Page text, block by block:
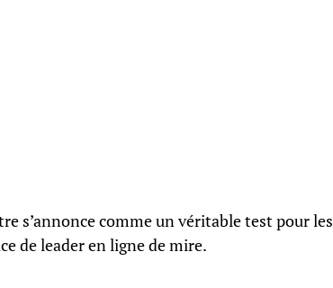
s’annonce comme un véritable test pour les
de leader en ligne de mire.